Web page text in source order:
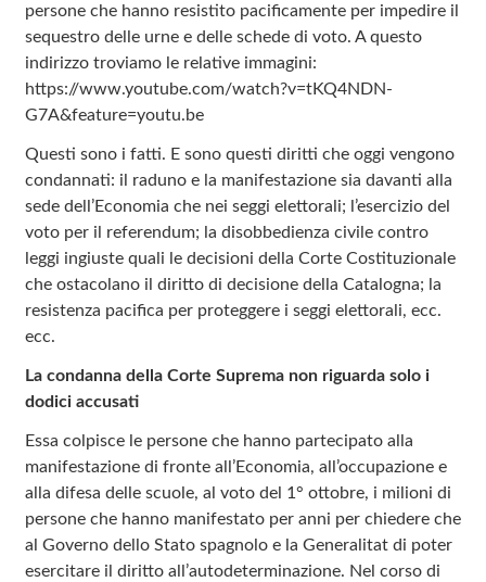
persone che hanno resistito pacificamente per impedire il
sequestro delle urne e delle schede di voto. A questo
indirizzo troviamo le relative immagini:
https://www.youtube.com/watch?v=tKQ4NDN-
G7A&feature=youtu.be
Questi sono i fatti. E sono questi diritti che oggi vengono
condannati: il raduno e la manifestazione sia davanti alla
sede dell’Economia che nei seggi elettorali; l’esercizio del
voto per il referendum; la disobbedienza civile contro
leggi ingiuste quali le decisioni della Corte Costituzionale
che ostacolano il diritto di decisione della Catalogna; la
resistenza pacifica per proteggere i seggi elettorali, ecc.
ecc.
La condanna della Corte Suprema non riguarda solo i
dodici accusati
Essa colpisce le persone che hanno partecipato alla
manifestazione di fronte all’Economia, all’occupazione e
alla difesa delle scuole, al voto del 1° ottobre, i milioni di
persone che hanno manifestato per anni per chiedere che
al Governo dello Stato spagnolo e la Generalitat di poter
esercitare il diritto all’autodeterminazione. Nel corso di